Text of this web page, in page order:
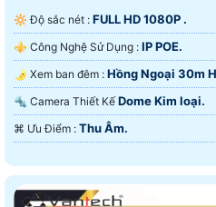
🔆 Độ sắc nét : FULL HD 1080P .
⚜️ Công Nghệ Sử Dụng : IP POE.
🌛 Xem ban đêm : Hồng Ngoại 30m
🔩 Camera Thiết Kế Dome Kim loại.
️⌘ Ưu Điểm : Thu Âm.